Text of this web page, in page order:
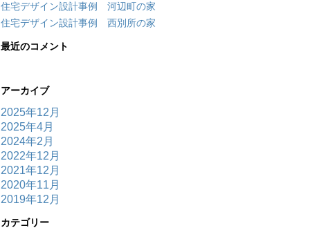
住宅デザイン設計事例 河辺町の家
住宅デザイン設計事例 西別所の家
最近のコメント
アーカイブ
2025年12月
2025年4月
2024年2月
2022年12月
2021年12月
2020年11月
2019年12月
カテゴリー